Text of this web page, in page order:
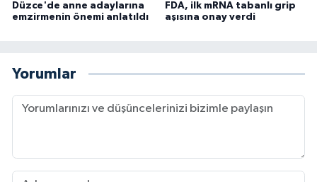
Düzce'de anne adaylarına
emzirmenin önemi anlatıldı
FDA, ilk mRNA tabanlı grip
aşısına onay verdi
Yorumlar